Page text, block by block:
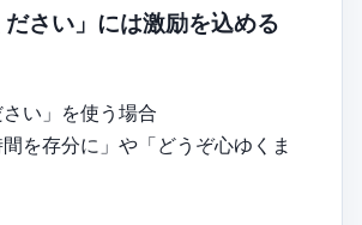
ださい」には激励を込める
さい」を使う場合
間を存分に」や「どうぞ心ゆくま